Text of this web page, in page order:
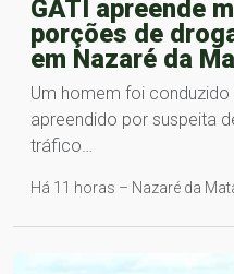
GATI apreende
porções de
em Nazaré da
Um homem foi
apreendido por suspeita
tráfico…
Há 11 horas – Nazaré da